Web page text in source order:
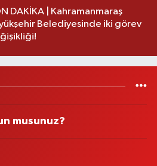
DAKİKA | Kahramanmaraş
Belediyesinde iki görev
musunuz?